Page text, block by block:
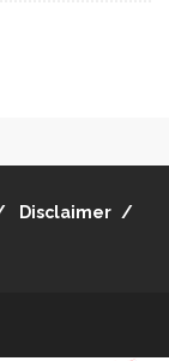
Disclaimer